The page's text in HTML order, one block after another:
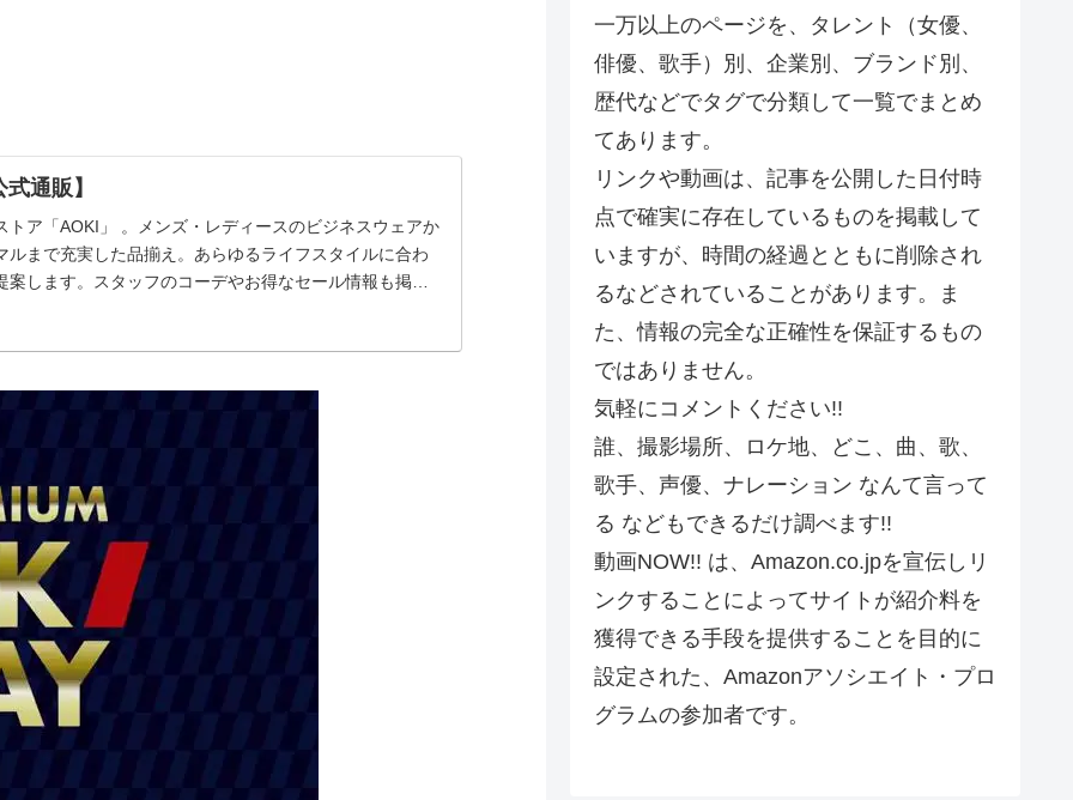
通販】
トア「AOKI」 。メンズ・レディースのビジネスウェアか
ルまで充実した品揃え。あらゆるライフスタイルに合わ
案します。スタッフのコーデやお得なセール情報も掲
一万以上のページを、タレント（女優、
俳優、歌手）別、企業別、ブランド別、
歴代などでタグで分類して一覧でまとめ
てあります。
リンクや動画は、記事を公開した日付時
点で確実に存在しているものを掲載して
いますが、時間の経過とともに削除され
るなどされていることがあります。ま
た、情報の完全な正確性を保証するもの
ではありません。
気軽にコメントください!!
誰、撮影場所、ロケ地、どこ、曲、歌、
歌手、声優、ナレーション なんて言って
る などもできるだけ調べます!!
動画NOW!! は、Amazon.co.jpを宣伝しリ
ンクすることによってサイトが紹介料を
獲得できる手段を提供することを目的に
設定された、Amazonアソシエイト・プロ
グラムの参加者です。